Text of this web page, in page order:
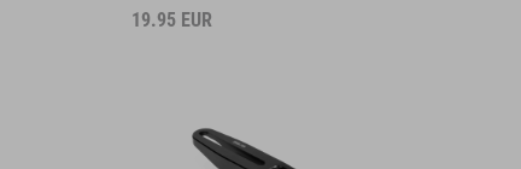
19.95 EUR